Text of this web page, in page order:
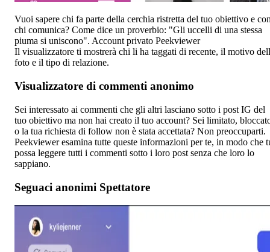
Vuoi sapere chi fa parte della cerchia ristretta del tuo obiettivo e
chi comunica? Come dice un proverbio: "Gli uccelli di una stessa
piuma si uniscono". Account privato Peekviewer
Il visualizzatore ti mostrerà chi li ha taggati di recente, il motivo
foto e il tipo di relazione.
Visualizzatore di commenti anonimo
Sei interessato ai commenti che gli altri lasciano sotto i post IG del
tuo obiettivo ma non hai creato il tuo account? Sei limitato,
o la tua richiesta di follow non è stata accettata? Non preoccuparti.
Peekviewer esamina tutte queste informazioni per te, in modo che
possa leggere tutti i commenti sotto i loro post senza che loro lo
sappiano.
Seguaci anonimi Spettatore